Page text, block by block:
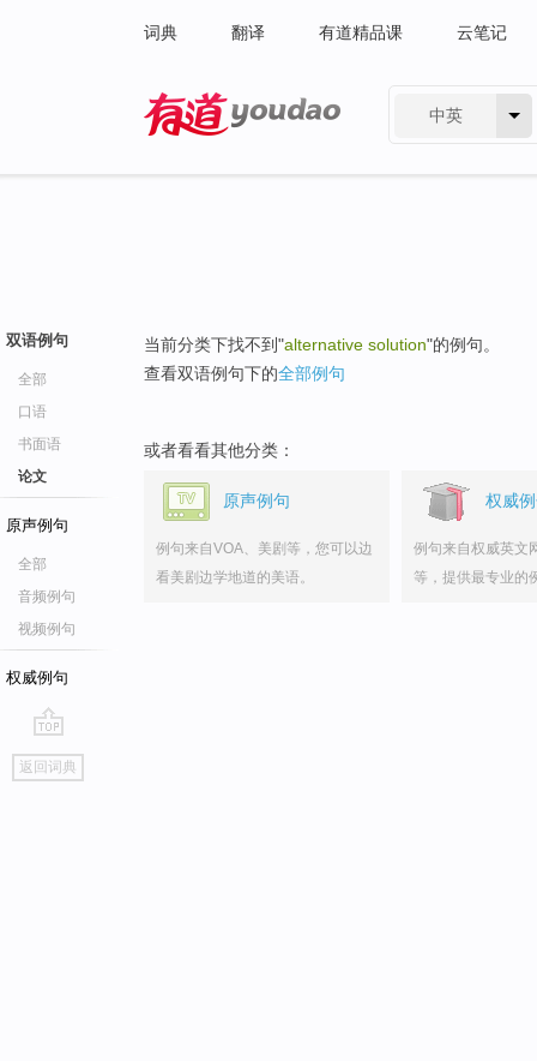
词典 翻译 有道精品课 云笔记
中英
双语例句
全部
口语
书面语
论文
原声例句
全部
音频例句
视频例句
权威例句
go
top
返回词典
当前分类下找不到"alternative solution"的例句。
查看双语例句下的全部例句
或者看看其他分类：
原声例句
例句来自VOA、美剧等，您可以边
看美剧边学地道的美语。
权威
例句来自权威英文
等，提供最专业的